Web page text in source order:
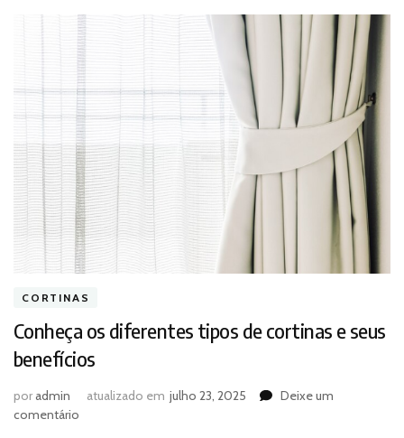
CORTINAS
Conheça os diferentes tipos de cortinas e seus
benefícios
poradmin atualizado em julho 23, 2025
Deixe um
comentário